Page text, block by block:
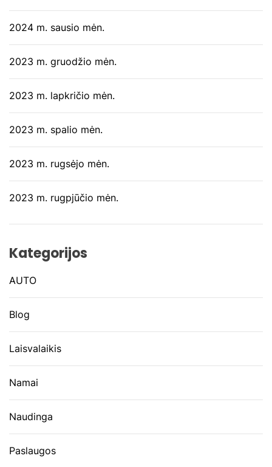
2024 m. sausio mėn.
2023 m. gruodžio mėn.
2023 m. lapkričio mėn.
2023 m. spalio mėn.
2023 m. rugsėjo mėn.
2023 m. rugpjūčio mėn.
Kategorijos
AUTO
Blog
Laisvalaikis
Namai
Naudinga
Paslaugos